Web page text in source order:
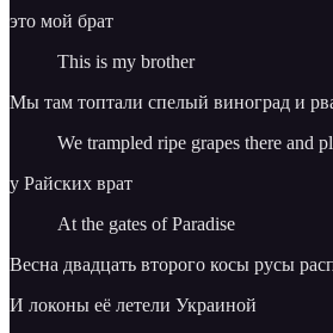
это мой брат
This is my brother
Мы там топтали спелый виноград и
We trampled ripe grapes there and
у Райских врат
At the gates of Paradise
Весна двадцать второго косы русы
И локоны её летели Украиной